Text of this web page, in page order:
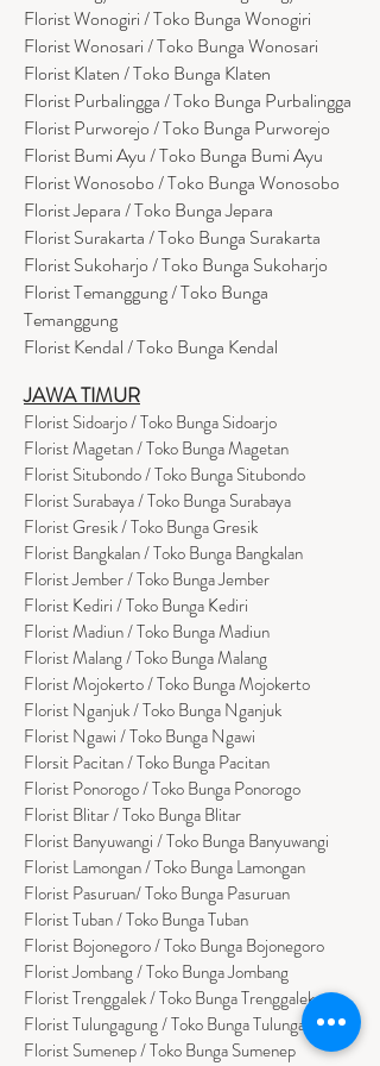
Florist Wonogiri / Toko Bunga Wonogiri
Florist Wonosari / Toko Bunga Wonosari
Florist Klaten / Toko Bunga Klaten
Florist Purbalingga / Toko Bunga Purbalingga
Florist Purworejo / Toko Bunga Purworejo
Florist Bumi Ayu / Toko Bunga Bumi Ayu
Florist Wonosobo / Toko Bunga Wonosobo
Florist Jepara / Toko Bunga Jepara
Florist Surakarta / Toko Bunga Surakarta
Florist Sukoharjo / Toko Bunga Sukoharjo
Florist Temanggung / Toko Bunga
Temanggung
Florist Kendal / Toko Bunga Kendal
JAWA TIMUR
Florist Sidoarjo / Toko Bunga Sidoarjo
Florist Magetan / Toko Bunga Magetan
Florist Situbondo / Toko Bunga Situbondo
Florist Surabaya / Toko Bunga Surabaya
Florist Gresik / Toko Bunga Gresik
FloristBangkalan / Toko Bunga Bangkalan
Florist Jember / Toko Bunga Jember
Florist Kediri / Toko Bunga Kediri
Florist Madiun / Toko Bunga Madiun
Florist Malang / Toko Bunga Malang
Florist Mojokerto / Toko Bunga Mojokerto
Florist Nganjuk / Toko Bunga Nganjuk
Florist Ngawi /Toko Bunga Ngawi
Florsit Pacitan / Toko Bunga Pacitan
Florist Ponorogo / Toko Bunga Ponorogo
Florist Blitar / Toko Bunga Blitar
Florist Banyuwangi / Toko Bunga Banyuwangi
Florist Lamongan / Toko Bunga Lamongan
Florist Pasuruan/ Toko Bunga Pasuruan
Florist Tuban / Toko Bunga Tuban
Florist Bojonegoro / Toko Bunga Bojonegoro
Florist Jombang / Toko Bunga Jombang
Florist Trenggalek / Toko Bunga Trenggalek
Florist Tulungagung / Toko Bunga Tulungagung
Florist Sumenep / Toko Bunga Sumenep